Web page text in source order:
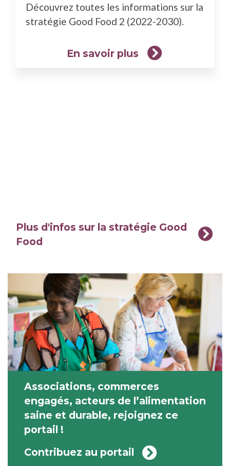
plus)
Découvrez toutes les informations sur la
stratégie Good Food 2 (2022-2030).
En savoir plus
Plus d'infos sur la stratégie Good
Food
Associations, commerces
engagés, acteurs de l’alimentation
saine et durable, rejoignez ce
portail !
Contribuez au portail